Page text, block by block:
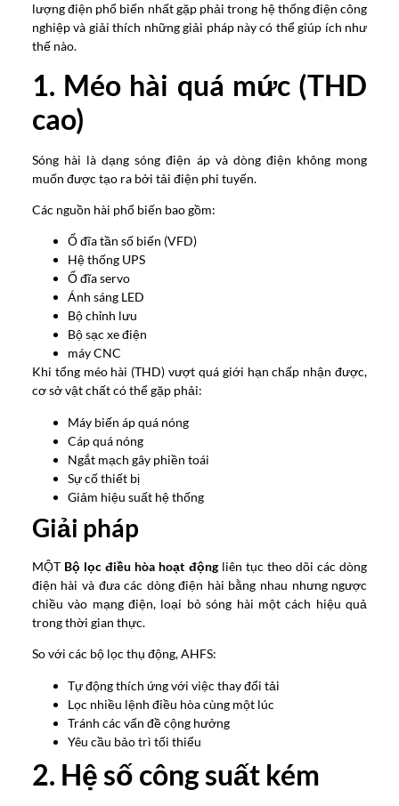
lượng điện phổ biến nhất gặp phải trong hệ thống điện công
nghiệp và giải thích những giải pháp này có thể giúp ích như
thế nào.
1. Méo hài quá mức (THD
cao)
Sóng hài là dạng sóng điện áp và dòng điện không mong
muốn được tạo ra bởi tải điện phi tuyến.
Các nguồn hài phổ biến bao gồm:
Ổ đĩa tần số biến (VFD)
Hệ thống UPS
Ổ đĩa servo
Ánh sáng LED
Bộ chỉnh lưu
Bộ sạc xe điện
máy CNC
Khi tổng méo hài (THD) vượt quá giới hạn chấp nhận được,
cơ sở vật chất có thể gặp phải:
Máy biến áp quá nóng
Cáp quá nóng
Ngắt mạch gây phiền toái
Sự cố thiết bị
Giảm hiệu suất hệ thống
Giải pháp
MỘT Bộ lọc điều hòa hoạt độngliên tục theo dõi các dòng
điện hài và đưa các dòng điện hài bằng nhau nhưng ngược
chiều vào mạng điện, loại bỏ sóng hài một cách hiệu quả
trong thời gian thực.
So với các bộ lọc thụ động, AHFS:
Tự động thích ứng với việc thay đổi tải
Lọc nhiều lệnh điều hòa cùng một lúc
Tránh các vấn đề cộng hưởng
Yêu cầu bảo trì tối thiểu
2. Hệ số công suất kém